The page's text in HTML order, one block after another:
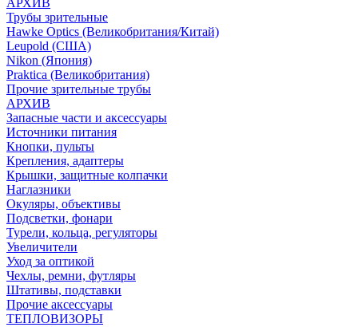
АРХИВ
Трубы зрительные
Hawke Optics (Великобритания/Китай)
Leupold (США)
Nikon (Япония)
Praktica (Великобритания)
Прочие зрительные трубы
АРХИВ
Запасные части и аксессуары
Источники питания
Кнопки, пульты
Крепления, адаптеры
Крышки, защитные колпачки
Наглазники
Окуляры, объективы
Подсветки, фонари
Турели, кольца, регуляторы
Увеличители
Уход за оптикой
Чехлы, ремни, футляры
Штативы, подставки
Прочие аксессуары
ТЕПЛОВИЗОРЫ